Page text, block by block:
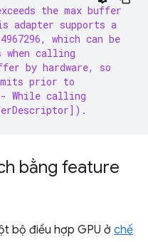
the max buffer
adapter supports a
which can be
calling
by hardware, so
prior to
- While calling
bằng feature
bộ điều hợp GPU ởchế